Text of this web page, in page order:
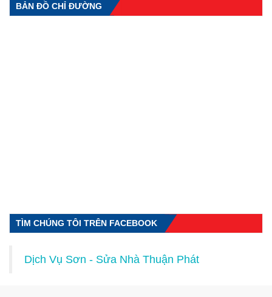
BẢN ĐỒ CHỈ ĐƯỜNG
TÌM CHÚNG TÔI TRÊN FACEBOOK
Dịch Vụ Sơn - Sửa Nhà Thuận Phát